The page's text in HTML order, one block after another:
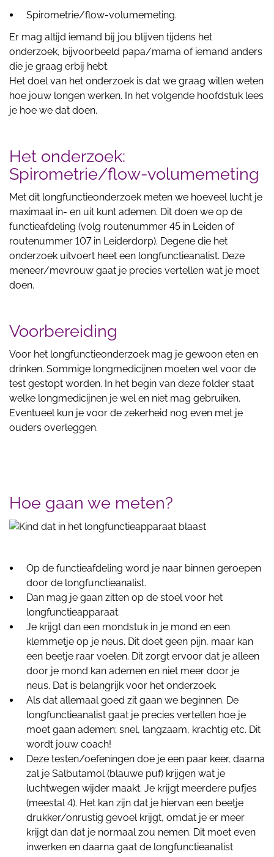
Spirometrie/flow-volumemeting.
Er mag altijd iemand bij jou blijven tijdens het
onderzoek, bijvoorbeeld papa/mama of iemand anders
die je graag erbij hebt.
Het doel van het onderzoek is dat we graag willen weten
hoe jouw longen werken. In het volgende hoofdstuk lees
je hoe we dat doen.
Het onderzoek:
Spirometrie/flow-volumemeting
Met dit longfunctieonderzoek meten we hoeveel lucht je
maximaal in- en uit kunt ademen. Dit doen we op de
functieafdeling (volg routenummer 45 in Leiden of
routenummer 107 in Leiderdorp). Degene die het
onderzoek uitvoert heet een longfunctieanalist. Deze
meneer/mevrouw gaat je precies vertellen wat je moet
doen.
Voorbereiding
Voor het longfunctieonderzoek mag je gewoon eten en
drinken. Sommige longmedicijnen moeten wel voor de
test gestopt worden. In het begin van deze folder staat
welke longmedicijnen je wel en niet mag gebruiken.
Eventueel kun je voor de zekerheid nog even met je
ouders overleggen.
Hoe gaan we meten?
Op de functieafdeling word je naar binnen geroepen
door de longfunctieanalist.
Dan mag je gaan zitten op de stoel voor het
longfunctieapparaat.
Je krijgt dan een mondstuk in je mond en een
klemmetje op je neus. Dit doet geen pijn, maar kan
een beetje raar voelen. Dit zorgt ervoor dat je alleen
door je mond kan ademen en niet meer door je
neus. Dat is belangrijk voor het onderzoek.
Als dat allemaal goed zit gaan we beginnen. De
longfunctieanalist gaat je precies vertellen hoe je
moet gaan ademen; snel, langzaam, krachtig etc. Dit
wordt jouw coach!
Deze testen/oefeningen doe je een paar keer, daarna
zal je Salbutamol (blauwe puf) krijgen wat je
luchtwegen wijder maakt. Je krijgt meerdere pufjes
(meestal 4). Het kan zijn dat je hiervan een beetje
drukker/onrustig gevoel krijgt, omdat je er meer
krijgt dan dat je normaal zou nemen. Dit moet even
inwerken en daarna gaat de longfunctieanalist